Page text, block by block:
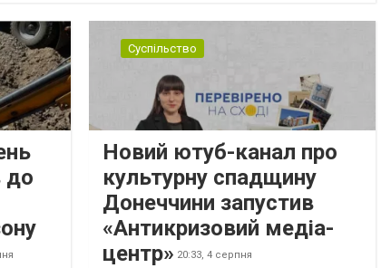
до
Суспільство
Новий ютуб-канал про
культурну спадщину
Донеччини запустив
«Антикризовий медіа-
центр» 20:33, 4 серпня